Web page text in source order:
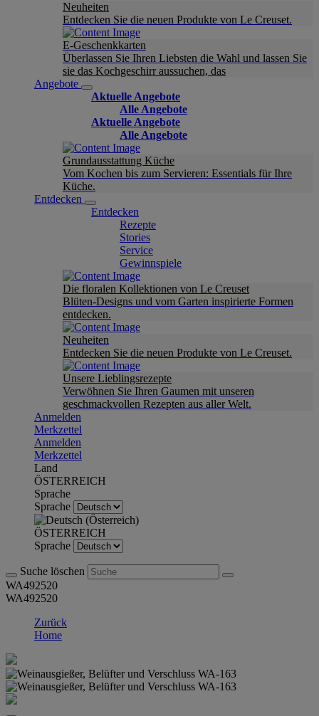
Neuheiten
Entdecken Sie die neuen Produkte von Le Creuset.
E-Geschenkkarten
Überlassen Sie Ihren Liebsten die Wahl und lassen Sie
sie das Kochgeschirr aussuchen, das
Angebote
Aktuelle Angebote
Alle Angebote
Aktuelle Angebote
Alle Angebote
Grundausstattung Küche
Vom Kochen bis zum Servieren: Essentials für Ihre
Küche.
Entdecken
Entdecken
Rezepte
Stories
Service
Gewinnspiele
Die floralen Kollektionen von Le Creuset
Blüten-Designs und vom Garten inspirierte Formen
entdecken.
Neuheiten
Entdecken Sie die neuen Produkte von Le Creuset.
Unsere Lieblingsrezepte
Verwöhnen Sie Ihren Gaumen mit unseren
geschmackvollen Rezepten aus aller Welt.
Anmelden
Merkzettel
Anmelden
Merkzettel
Land
ÖSTERREICH
Sprache
Sprache
ÖSTERREICH
Sprache
Suche löschen
WA492520
WA492520
Zurück
Home